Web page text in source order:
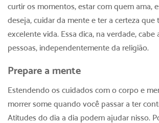
curtir os momentos, estar com quem ama,
deseja, cuidar da mente e ter a certeza que
excelente vida. Essa dica, na verdade, cabe
pessoas, independentemente da religião.
Prepare a mente
Estendendo os cuidados com o corpo e
morrer some quando você passar a ter
Atitudes do dia a dia podem ajudar nisso.